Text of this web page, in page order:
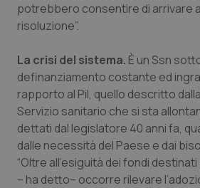
Sicilia
Toscana
Umbria
Valle D’Aosta
Veneto
Neuroscienze & patologie
Obesità
Oftalmologia
Oncodermatologia
Oncoematologia
potrebbero consentire di arrivare
risoluzione”.
La crisi del sistema. È un Ssn
definanziamento costante ed
rapporto al Pil, quello descritto
Servizio sanitario che si sta
dettati dal legislatore 40 anni fa,
dalle necessità del Paese e dai
“Oltre all’esiguità dei fondi
– ha detto– occorre rilevare